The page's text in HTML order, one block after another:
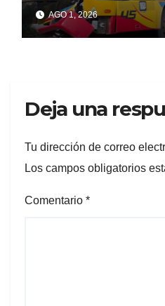
AGO 1, 2026
Deja una
Tu dirección de correo
Los campos obligatorios
Comentario *